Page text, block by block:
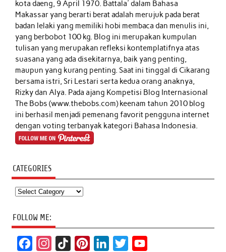
kota daeng, 9 April 1970. Battala' dalam Bahasa
Makassar yang berarti berat adalah merujuk pada berat
badan lelaki yang memiliki hobi membaca dan menulis ini,
yang berbobot 100 kg. Blog ini merupakan kumpulan
tulisan yang merupakan refleksi kontemplatifnya atas
suasana yang ada disekitarnya, baik yang penting,
maupun yang kurang penting. Saat ini tinggal di Cikarang
bersama istri, Sri Lestari serta kedua orang anaknya,
Rizky dan Alya. Pada ajang Kompetisi Blog Internasional
The Bobs (www.thebobs.com) keenam tahun 2010 blog
ini berhasil menjadi pemenang favorit pengguna internet
dengan voting terbanyak kategori Bahasa Indonesia.
CATEGORIES
Categories
FOLLOW ME: